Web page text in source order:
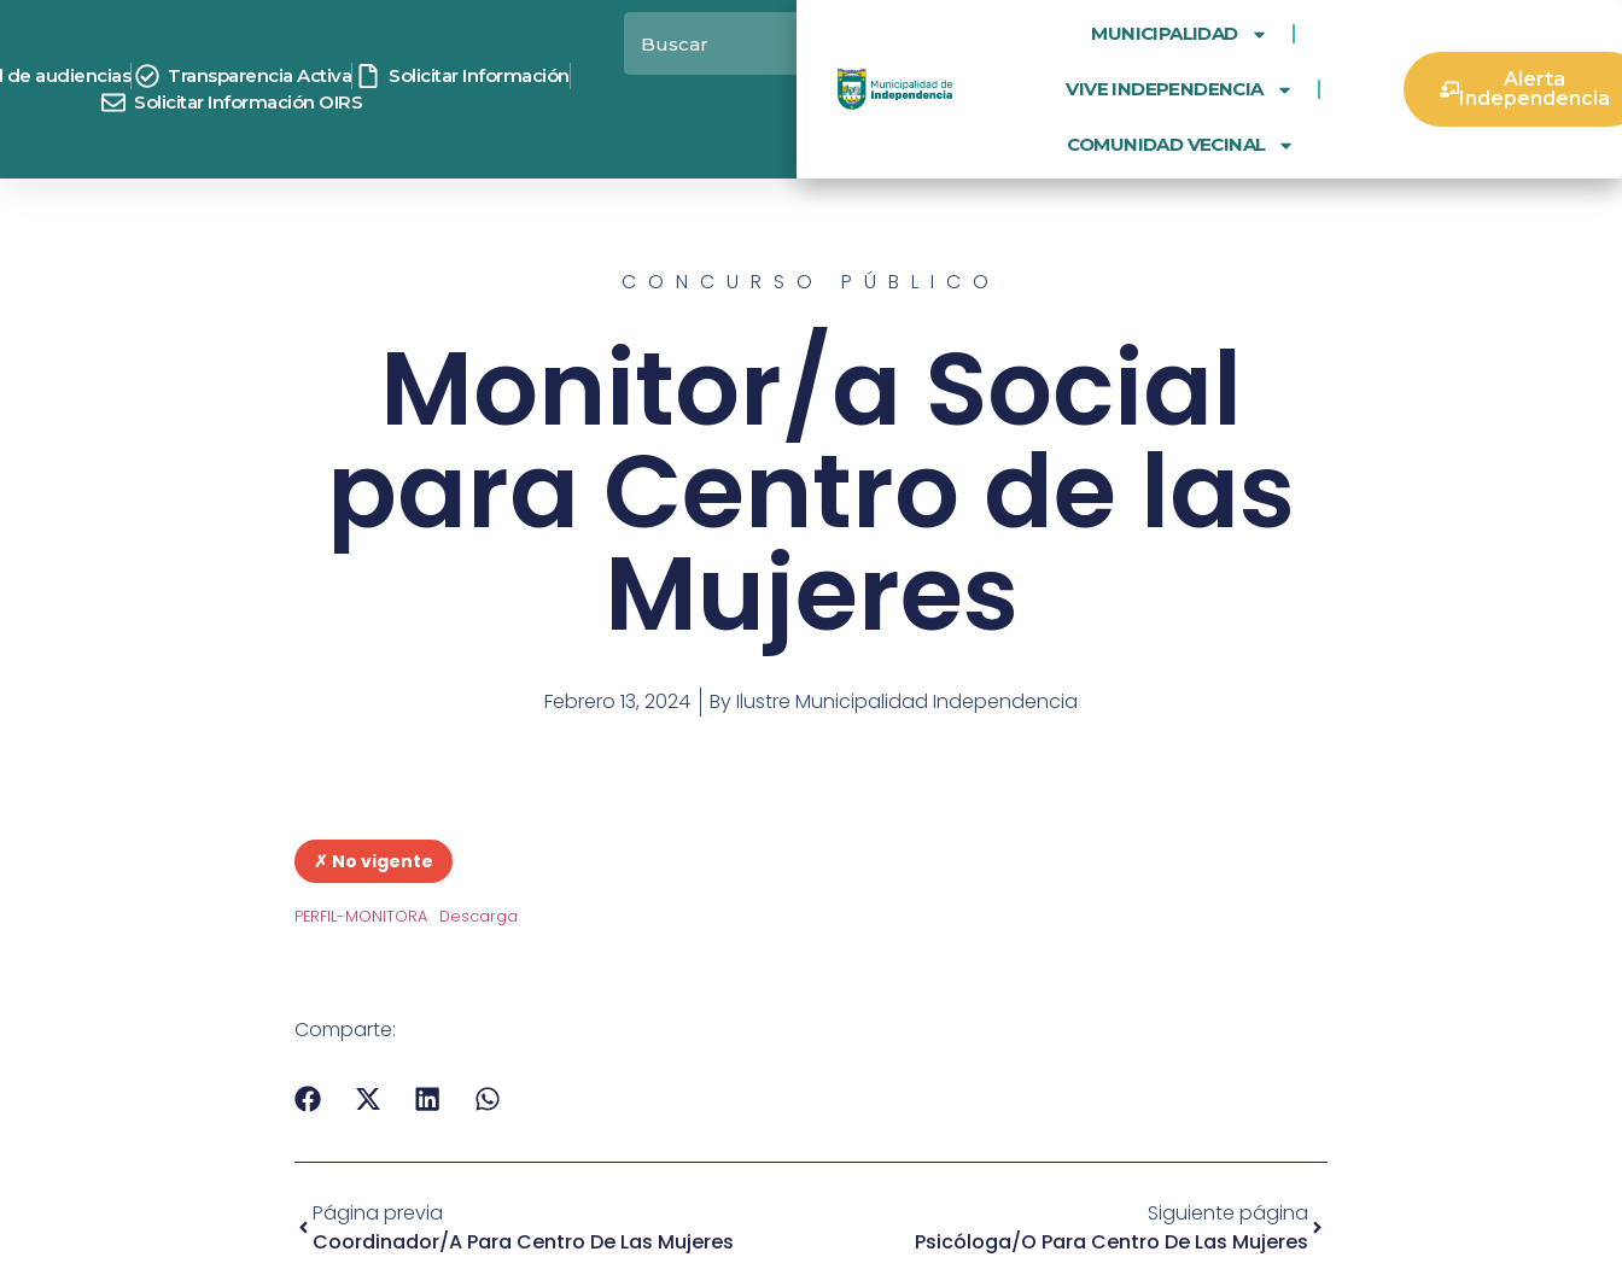
de audiencias Transparencia Activa
Solicitar Información
Solicitar Información OIRS
MUNICIPALIDAD
VIVE INDEPENDENCIA
COMUNIDAD VECINAL
Alerta
Independencia
CONCURSO PÚBLICO
Monitor/a Social
para Centro de las
Mujeres
Febrero 13, 2024 ByIlustre Municipalidad Independencia
✗ No vigente
PERFIL-MONITORA Descarga
Comparte:
Página previa
Coordinador/a Para Centro De Las Mujeres
Siguiente página
Psicóloga/o Para Centro De Las Mujeres